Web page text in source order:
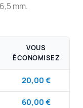
mm.
VOUS
ÉCONOMISEZ
20,00 €
60,00 €